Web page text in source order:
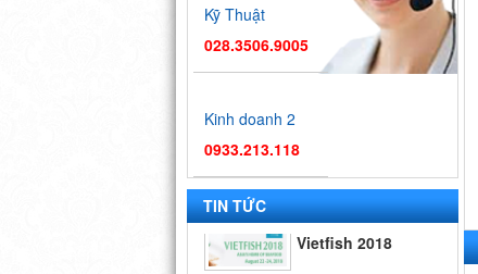
Kỹ Thuật
028.3506.9005
Kinh doanh 2
0933.213.118
TIN TỨC
Vietfish 2018